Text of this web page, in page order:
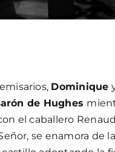
Dominique
de Hughes
el caballero
se enamora de la